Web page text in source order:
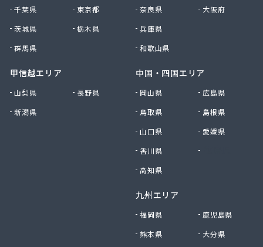
株式会社青木サービス
株式会社石川鉄沖商店
株式会社石泰商会
株式会社鷹羽商店
株式会社中部燃料
株式会社土川油店 L.P.G充填所
株式会社油直 オートガススタンド
千葉県
東京都
茨城県
栃木県
群馬県
甲信越エリア
山梨県
長野県
新潟県
奈良県
大阪府
兵庫県
和歌山県
中国・四国エリア
岡山県
広島県
鳥取県
島根県
山口県
愛媛県
香川県
高知県
九州エリア
福岡県
鹿児島県
熊本県
大分県